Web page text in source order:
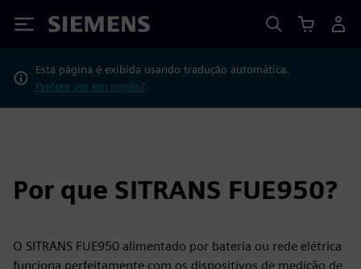
Siemens
Esta página é exibida usando tradução automática.
Prefere ver em inglês?
Por que SITRANS FUE950?
O SITRANS FUE950 alimentado por bateria ou rede elétrica
funciona perfeitamente com os dispositivos de medição de